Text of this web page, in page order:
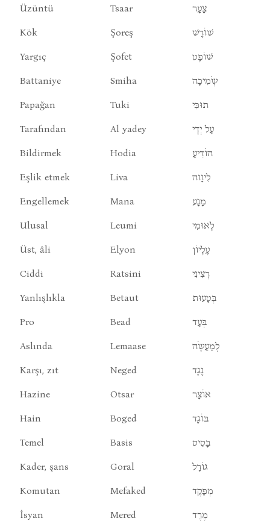
Üzüntü Tsaar צָעָר
Kök Şoreş שׁוֹרֶשׁ
Yargıç Şofet שׁוֹפֶט
Battaniye Smiha שְֹמִיכָה
Papağan Tuki תוּכִּי
Tarafından Al yadey עָל יְדֶי
Bildirmek Hodia הוֹדִיעָ
Eşlik etmek Liva לִיוָוה
Engellemek Mana מָנָע
Ulusal Leumi לְאוּמִי
Üst, âli Elyon עֶלְיוֹן
Ciddi Ratsini רְצִינִי
Yanlışlıkla Betaut בְּטָעוּת
Pro Bead בְּעָד
Aslında Lemaase לְמַעַשֶֹה
Karşı, zıt Neged נֶגֶד
Hazine Otsar אוֹצָר
Hain Boged בּוֹגֶד
Temel Basis בָּסִיס
Kader, şans Goral גוֹרָל
Komutan Mefaked מְפָקֶד
İsyan Mered מֶרֶד